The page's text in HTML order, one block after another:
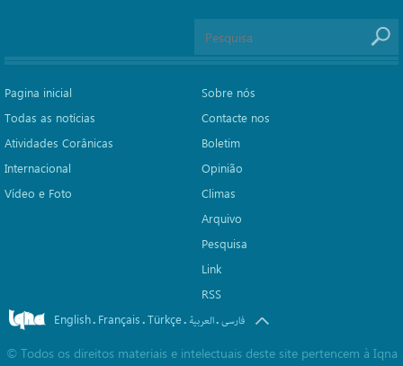
Pagina inicial
Todas as notícias
Atividades Corânicas
Internacional
Vídeo e Foto
Sobre nós
Contacte nos
Boletim
Opinião
Climas
Arquivo
Pesquisa
Link
RSS
English. Français.Türkçe. العربیة.فارسی
© Todos os direitos materiais e intelectuais deste site pertencem à Iqna